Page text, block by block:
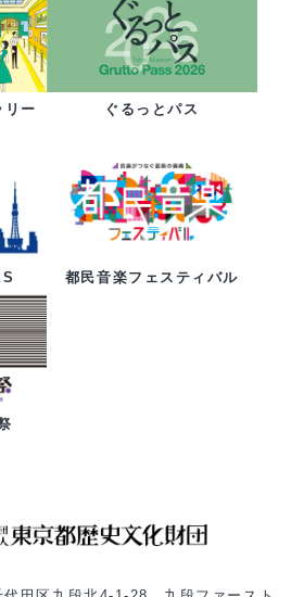
リー
ぐるっとパス
都民音楽フェスティバル